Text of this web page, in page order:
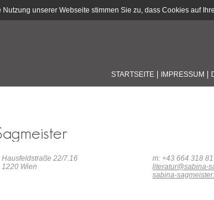
unserer Webseite stimmen Sie zu, dass Cookies auf
STARTSEITE IMPRESSUM
Hausfeldstraße 22/7.16
1220 Wien
m: +43 664 318
literatur@sabina-
sabina-